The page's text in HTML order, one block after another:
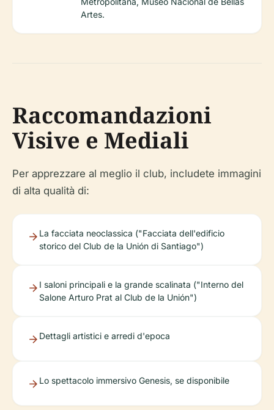
Artes.
Raccomandazioni
Visive e Mediali
Per apprezzare al meglio il club, includete immagini
di alta qualità di:
La facciata neoclassica ("Facciata dell'edificio
storico del Club de la Unión di Santiago")
I saloni principali e la grande scalinata ("Interno del
Salone Arturo Prat al Club de la Unión")
Dettagli artistici e arredi d'epoca
Lo spettacolo immersivo Genesis, se disponibile